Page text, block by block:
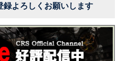
よろしくお願いします